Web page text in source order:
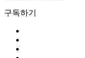
구독하기